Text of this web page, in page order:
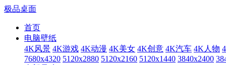
极品桌面
首页
电脑壁纸
4K风景 4K游戏 4K动漫 4K美女 4K创意 4K汽车 4K人物
7680x4320 5120x2880 5120x2160 5120x1440 3840x2400